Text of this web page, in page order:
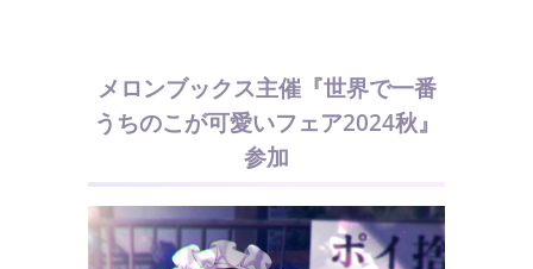
メロンブックス主催『世界で一番
うちのこが可愛いフェア2024秋』
参加